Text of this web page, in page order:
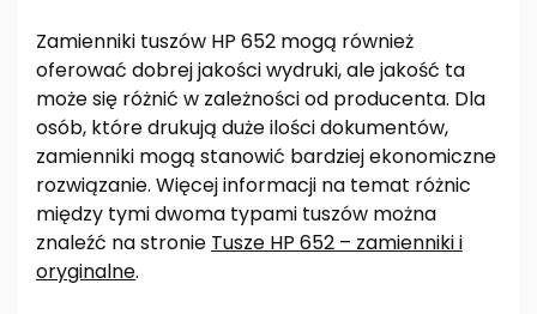
Zamienniki tuszów HP 652 mogą również
oferować dobrej jakości wydruki, ale jakość ta
może się różnić w zależności od producenta. Dla
osób, które drukują duże ilości dokumentów,
zamienniki mogą stanowić bardziej ekonomiczne
rozwiązanie. Więcej informacji na temat różnic
między tymi dwoma typami tuszów można
znaleźć na stronie Tusze HP 652 – zamienniki i
oryginalne.